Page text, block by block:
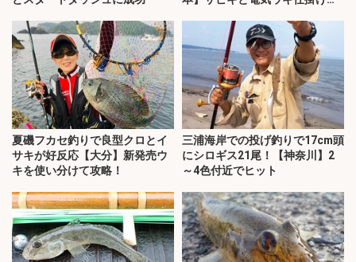
夏磯フカセ釣りで良型クロとイ
サキが好反応【大分】新発売ウ
キを使い分けて攻略！
三浦海岸での投げ釣りで17cm頭
にシロギス21尾！【神奈川】2
～4色付近でヒット